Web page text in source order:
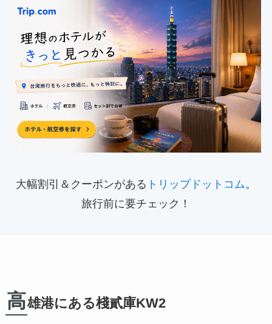
大幅割引＆クーポンがある トリップドットコム。
旅行前に要チェック！
高雄港にある棧貳庫KW2